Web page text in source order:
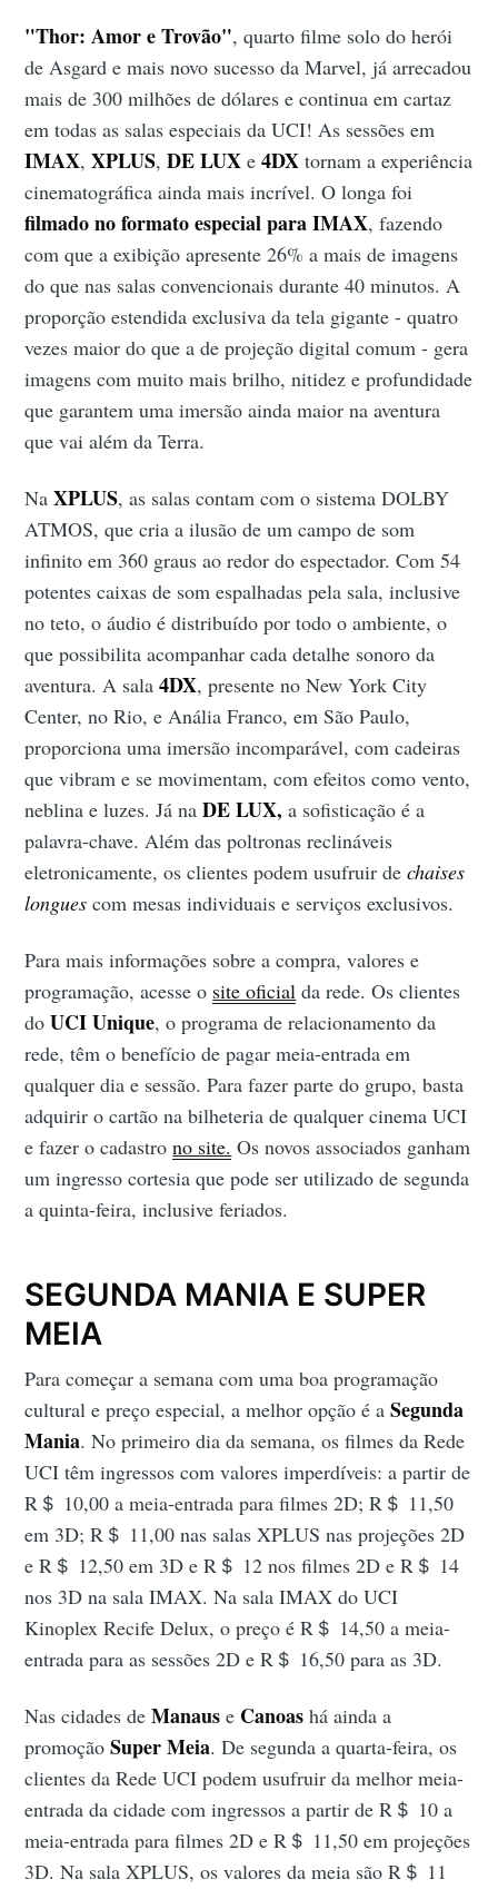
"Thor: Amor e Trovão", quarto filme solo do herói
de Asgard e mais novo sucesso da Marvel, já arrecadou
mais de 300 milhões de dólares e continua em cartaz
em todas as salas especiais da UCI! As sessões em
IMAX,XPLUS,DE LUXe4DX tornam a experiência
cinematográfica ainda mais incrível. O longa foi
filmado no formato especial para IMAX, fazendo
com que a exibição apresente 26% a mais de imagens
do que nas salas convencionais durante 40 minutos. A
proporção estendida exclusiva da tela gigante - quatro
vezes maior do que a de projeção digital comum - gera
imagens com muito mais brilho, nitidez e profundidade
que garantem uma imersão ainda maior na aventura
que vai além da Terra.
NaXPLUS, as salas contam com o sistema DOLBY
ATMOS, que cria a ilusão de um campo de som
infinito em 360 graus ao redor do espectador. Com 54
potentes caixas de som espalhadas pela sala, inclusive
no teto, o áudio é distribuído por todo o ambiente, o
que possibilita acompanhar cada detalhe sonoro da
aventura. A sala4DX, presente no New York City
Center, no Rio, e Anália Franco, em São Paulo,
proporciona uma imersão incomparável, com cadeiras
que vibram e se movimentam, com efeitos como vento,
neblina e luzes. Já naDE LUX, a sofisticação é a
palavra-chave. Além das poltronas reclináveis
eletronicamente, os clientes podem usufruir dechaises
longues com mesas individuais e serviços exclusivos.
Para mais informações sobre a compra, valores e
programação, acesse o site oficial da rede. Os clientes
doUCI Unique, o programa de relacionamento da
rede, têm o benefício de pagar meia-entrada em
qualquer dia e sessão. Para fazer parte do grupo, basta
adquirir o cartão na bilheteria de qualquer cinema UCI
e fazer o cadastrono site. Os novos associados ganham
um ingresso cortesia que pode ser utilizado de segunda
a quinta-feira, inclusive feriados.
SEGUNDA MANIA E SUPER
MEIA
Para começar a semana com uma boa programação
cultural e preço especial, a melhor opção é aSegunda
Mania. No primeiro dia da semana, os filmes da Rede
UCI têm ingressos com valores imperdíveis: a partir de
R＄ 10,00 a meia-entrada para filmes 2D; R＄ 11,50
em 3D; R＄ 11,00 nas salas XPLUS nas projeções 2D
e R＄ 12,50 em 3D e R＄ 12 nos filmes 2D e R＄ 14
nos 3D na sala IMAX. Na sala IMAX do UCI
Kinoplex Recife Delux, o preço é R＄ 14,50 a meia-
entrada para as sessões 2D e R＄ 16,50 para as 3D.
Nas cidades deManause Canoashá ainda a
promoçãoSuper Meia. De segunda a quarta-feira, os
clientes da Rede UCI podem usufruir da melhor meia-
entrada da cidade com ingressos a partir de R＄ 10 a
meia-entrada para filmes 2D e R＄ 11,50 em projeções
3D. Na sala XPLUS, os valores da meia são R＄ 11